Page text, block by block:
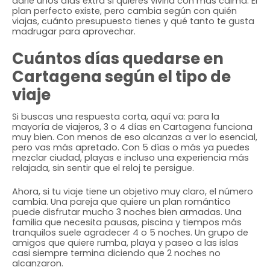
plan perfecto existe, pero cambia según con quién
viajas, cuánto presupuesto tienes y qué tanto te gusta
madrugar para aprovechar.
Cuántos días quedarse en
Cartagena según el tipo de
viaje
Si buscas una respuesta corta, aquí va: para la
mayoría de viajeros, 3 o 4 días en Cartagena funciona
muy bien. Con menos de eso alcanzas a ver lo esencial,
pero vas más apretado. Con 5 días o más ya puedes
mezclar ciudad, playas e incluso una experiencia más
relajada, sin sentir que el reloj te persigue.
Ahora, si tu viaje tiene un objetivo muy claro, el número
cambia. Una pareja que quiere un plan romántico
puede disfrutar mucho 3 noches bien armadas. Una
familia que necesita pausas, piscina y tiempos más
tranquilos suele agradecer 4 o 5 noches. Un grupo de
amigos que quiere rumba, playa y paseo a las islas
casi siempre termina diciendo que 2 noches no
alcanzaron.